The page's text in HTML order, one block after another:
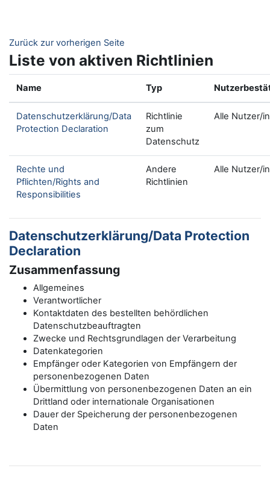
Zurück zur vorherigen Seite
Liste von aktiven Richtlinien
Name Typ
Datenschutzerklärung/Data
Protection Declaration
Richtlinie
zum
Datenschutz
Alle Nutzer/
Rechte und
Pflichten/Rights and
Responsibilities
Andere
Richtlinien
Alle Nutzer/
Datenschutzerklärung/Data Protection
Declaration
Zusammenfassung
Allgemeines
Verantwortlicher
Kontaktdaten des bestellten behördlichen
Datenschutzbeauftragten
Zwecke und Rechtsgrundlagen der Verarbeitung
Datenkategorien
Empfänger oder Kategorien von Empfängern der
personenbezogenen Daten
Übermittlung von personenbezogenen Daten an ein
Drittland oder internationale Organisationen
Dauer der Speicherung der personenbezogenen
Daten